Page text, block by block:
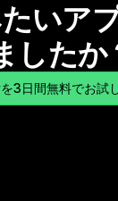
いア
したか
3日間無料でお試